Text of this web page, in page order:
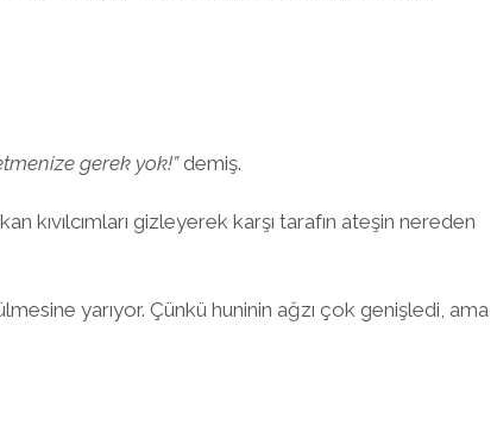
gerek yok!”demiş.
kıvılcımları gizleyerek karşı tarafın ateşin nereden
yarıyor. Çünkü huninin ağzı çok genişledi, ama